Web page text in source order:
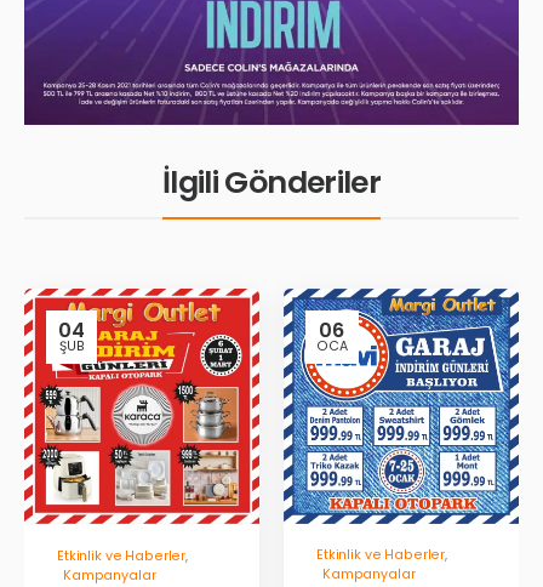
İlgili Gönderiler
04
ŞUB
Etkinlik ve Haberler,
Kampanyalar
06
OCA
Etkinlik ve Haberler,
Kampanyalar